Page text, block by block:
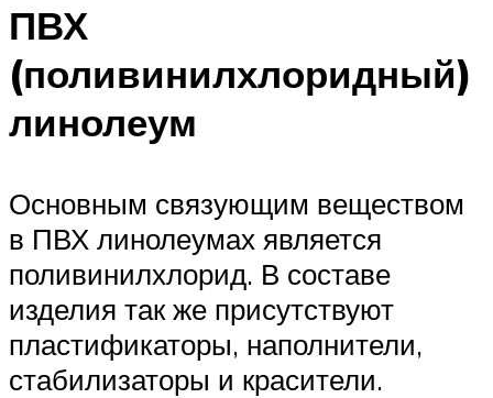
ПВХ
(поливинилхлоридный)
линолеум
Основным связующим веществом
в ПВХ линолеумах является
поливинилхлорид. В составе
изделия так же присутствуют
пластификаторы, наполнители,
стабилизаторы и красители.